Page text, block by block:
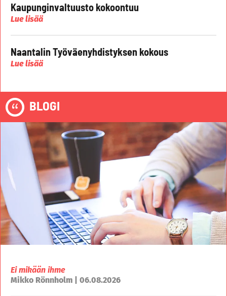
Kaupunginvaltuusto kokoontuu
Lue lisää
Naantalin Työväenyhdistyksen kokous
Lue lisää
BLOGI
Ei mikään ihme
Mikko Rönnholm | 06.08.2026